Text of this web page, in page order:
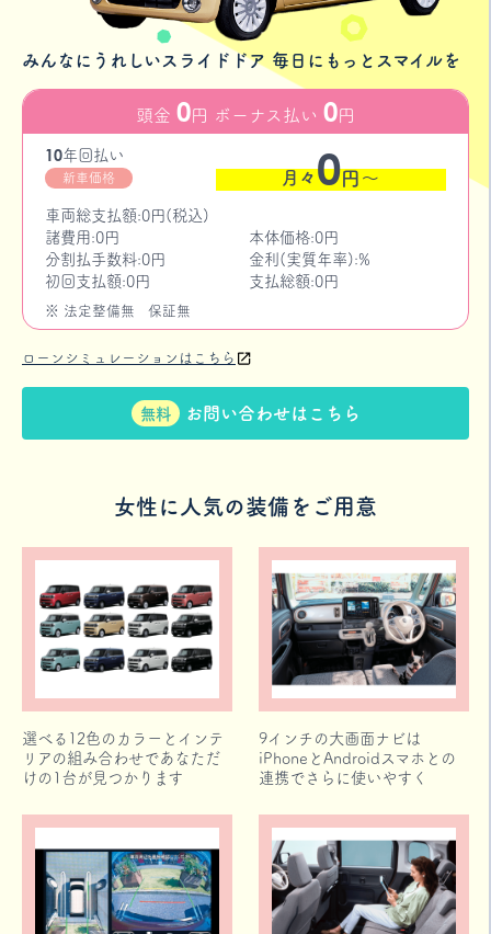
みんなにうれしいスライドドア 毎日にもっとスマイルを
頭金 0円 ボーナス払い 0円
10年回払い
新車価格 月々0円〜
車両総支払額:0円(税込)
諸費用:0円
本体価格:0円
分割払手数料:0円
金利(実質年率):%
初回支払額:0円
支払総額:0円
※ 法定整備無保証無
ローンシミュレーションはこちら
無料 お問い合わせはこちら
女性に人気の装備をご用意
選べる12色のカラーとインテ
リアの組み合わせであなただ
けの1台が見つかります
9インチの大画面ナビは
iPhoneとAndroidスマホとの
連携でさらに使いやすく